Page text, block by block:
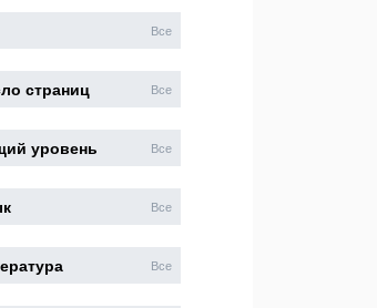
Все
страниц Все
уровень Все
Все
Все